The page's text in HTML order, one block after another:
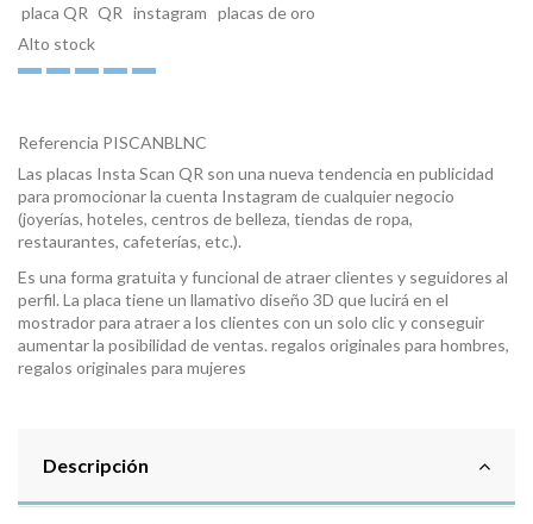
placa QR QR instagram placas de oro
Alto stock
Referencia PISCANBLNC
Las placas Insta Scan QR son una nueva tendencia en publicidad
para promocionar la cuenta Instagram de cualquier negocio
(joyerías, hoteles, centros de belleza, tiendas de ropa,
restaurantes, cafeterías, etc.).
Es una forma gratuita y funcional de atraer clientes y seguidores al
perfil. La placa tiene un llamativo diseño 3D que lucirá en el
mostrador para atraer a los clientes con un solo clic y conseguir
aumentar la posibilidad de ventas. regalos originales para hombres,
regalos originales para mujeres
Descripción